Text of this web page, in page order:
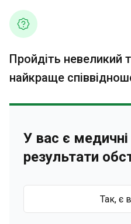
Пройдіть невеликий
найкраще
У вас є
результати
Так, є